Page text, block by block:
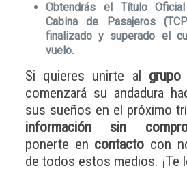
Obtendrás el Título
Cabina de Pasajeros
finalizado y superado el
vuelo.
Si quieres unirte al
comenzará su andadura
sus sueños en el próximo
información sin
ponerte en contacto con
de todos estos medios. ¡Te